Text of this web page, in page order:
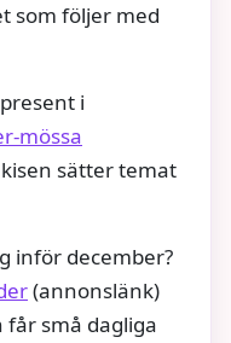
som följer med
i
sätter temat
inför december?
(annonslänk)
små dagliga